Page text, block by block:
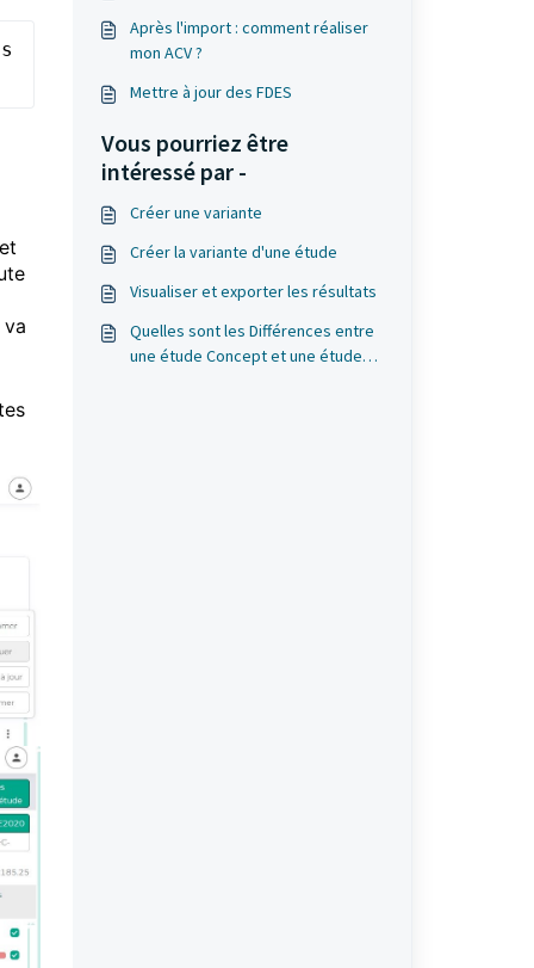
Après l'import : comment réaliser
mon ACV ?
Mettre à jour des FDES
Vous pourriez être
intéressé par -
Créer une variante
Créer la variante d'une étude
Visualiser et exporter les résultats
Quelles sont les Différences entre
une étude Concept et une étude